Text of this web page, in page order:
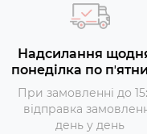
Надсилання
понеділка по
При замовленні до
відправка
день у день